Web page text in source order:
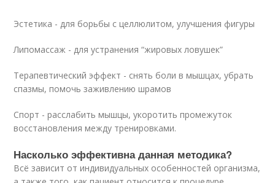
Эстетика - для борьбы с целлюлитом, улучшения фигуры
Липомассаж - для устранения “жировых ловушек”
Терапевтический эффект - снять боли в мышцах, убрать
спазмы, помочь заживлению шрамов
Спорт - расслабить мышцы, укоротить промежуток
восстановления между тренировками.
Насколько эффективна данная методика?
Всё зависит от индивидуальных особенностей организма,